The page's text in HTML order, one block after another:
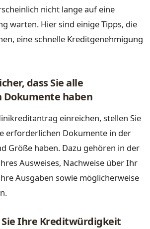
nicht lange auf eine
warten. Hier sind einige Tipps, die
eine schnelle Kreditgenehmigung
dass Sie alle
haben
einreichen, stellen Sie
erforderlichen Dokumente in der
Größe haben. Dazu gehören in der
Ausweises, Nachweise über Ihr
Ausgaben sowie möglicherweise
Ihre Kreditwürdigkeit